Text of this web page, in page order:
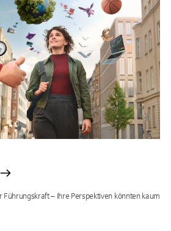
Führungskraft – Ihre Perspektiven könnten kaum